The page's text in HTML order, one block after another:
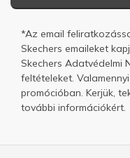
*Az email
Skechers emaileket
Skechers Adatvédelmi
feltételeket.
promócióban. Kerjük,
további információkért.